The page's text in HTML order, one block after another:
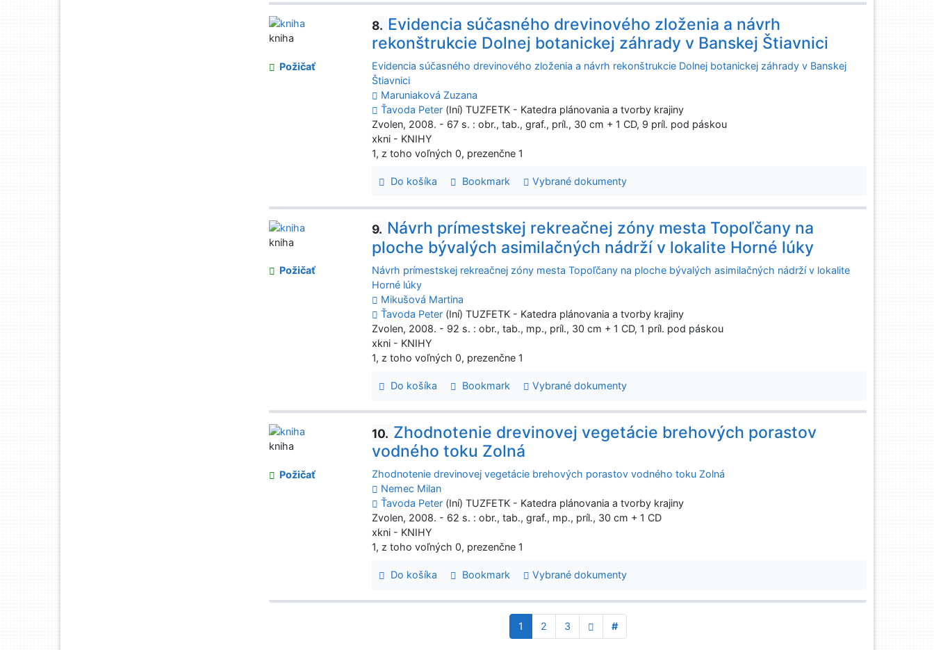
8. Evidencia súčasného drevinového zloženia a návrh
rekonštrukcie Dolnej botanickej záhrady v Banskej Štiavnici
Evidencia súčasného drevinového zloženia a návrh rekonštrukcie Dolnej botanickej záhrady v Banskej
Štiavnici
Maruniaková Zuzana
Ťavoda Peter (Iní) TUZFETK - Katedra plánovania a tvorby krajiny
Zvolen, 2008. - 67 s. : obr., tab., graf., príl., 30 cm + 1 CD, 9 príl. pod páskou
xkni - KNIHY
1, z toho voľných 0, prezenčne 1
Do košíka Bookmark Vybrané dokumenty
kniha
Požičať
9. Návrh prímestskej rekreačnej zóny mesta Topoľčany na
ploche bývalých asimilačných nádrží v lokalite Horné lúky
Návrh prímestskej rekreačnej zóny mesta Topoľčany na ploche bývalých asimilačných nádrží v lokalite
Horné lúky
Mikušová Martina
Ťavoda Peter (Iní) TUZFETK - Katedra plánovania a tvorby krajiny
Zvolen, 2008. - 92 s. : obr., tab., mp., príl., 30 cm + 1 CD, 1 príl. pod páskou
xkni - KNIHY
1, z toho voľných 0, prezenčne 1
Do košíka Bookmark Vybrané dokumenty
kniha
Požičať
10. Zhodnotenie drevinovej vegetácie brehových porastov
vodného toku Zolná
Zhodnotenie drevinovej vegetácie brehových porastov vodného toku Zolná
Nemec Milan
Ťavoda Peter (Iní) TUZFETK - Katedra plánovania a tvorby krajiny
Zvolen, 2008. - 62 s. : obr., tab., graf., mp., príl., 30 cm + 1 CD
xkni - KNIHY
1, z toho voľných 0, prezenčne 1
Do košíka Bookmark Vybrané dokumenty
kniha
Požičať
1 2 3 #